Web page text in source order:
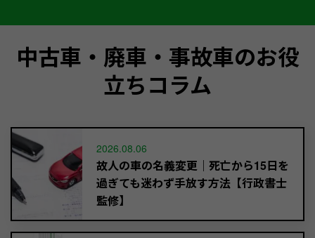
中古車・廃車・事故車のお役
立ちコラム
2026.08.06
故人の車の名義変更｜死亡から15日を
過ぎても迷わず手放す方法【行政書士
監修】